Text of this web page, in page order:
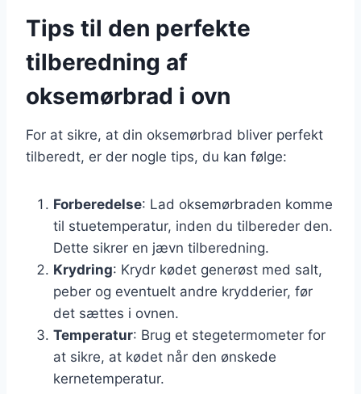
Tips til den perfekte
tilberedning af
oksemørbrad i ovn
For at sikre, at din oksemørbrad bliver perfekt
tilberedt, er der nogle tips, du kan følge:
Forberedelse: Lad oksemørbraden komme
til stuetemperatur, inden du tilbereder den.
Dette sikrer en jævn tilberedning.
Krydring: Krydr kødet generøst med salt,
peber og eventuelt andre krydderier, før
det sættes i ovnen.
Temperatur: Brug et stegetermometer for
at sikre, at kødet når den ønskede
kernetemperatur.